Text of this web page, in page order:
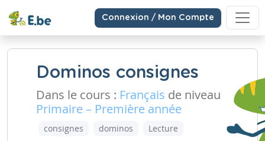
Connexion / Mon Compte
Dominos consignes
Dans le cours : Français de niveau
Primaire – Première année
consignes dominos
Lecture